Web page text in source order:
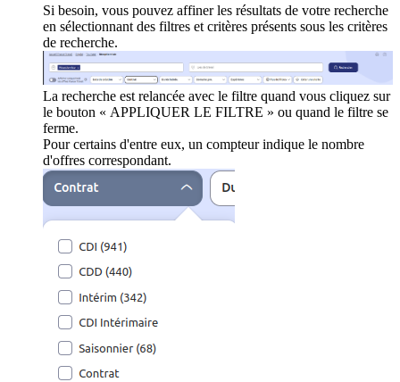
Si besoin, vous pouvez affiner les résultats de votre recherche
en sélectionnant des filtres et critères présents sous les critères
de recherche.
La recherche est relancée avec le filtre quand vous cliquez sur
le bouton « APPLIQUER LE FILTRE » ou quand le filtre se
ferme.
Pour certains d'entre eux, un compteur indique le nombre
d'offres correspondant.